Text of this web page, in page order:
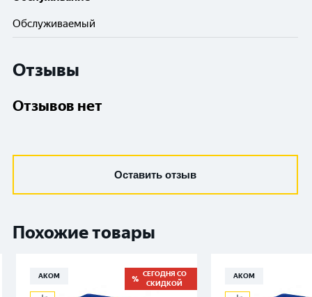
Обслуживаемый
Отзывы
Отзывов нет
Оставить отзыв
Похожие товары
АКОМ
СЕГОДНЯ СО
СКИДКОЙ
АКОМ